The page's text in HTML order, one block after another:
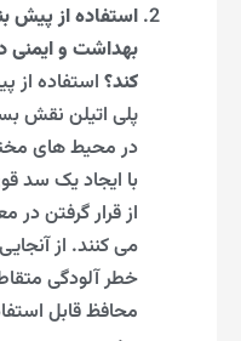
استفاده از پیش
بهداشت و
کند؟ استفاده از
پلی اتیلن نقش
در محیط های
با ایجاد یک سد
از قرار گرفتن
می کنند. از
خطر آلودگی
محافظ قابل